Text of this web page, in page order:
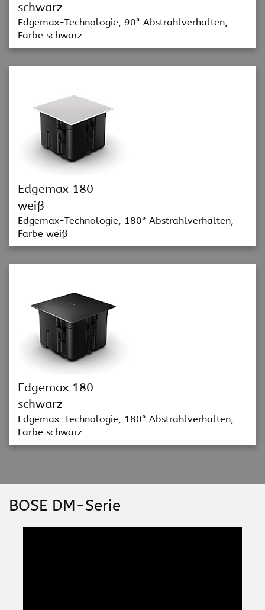
schwarz
Edgemax-Technologie, 90° Abstrahlverhalten,
Farbe schwarz
Edgemax 180
weiß
Edgemax-Technologie, 180° Abstrahlverhalten,
Farbe weiß
Edgemax 180
schwarz
Edgemax-Technologie, 180° Abstrahlverhalten,
Farbe schwarz
BOSE DM-Serie